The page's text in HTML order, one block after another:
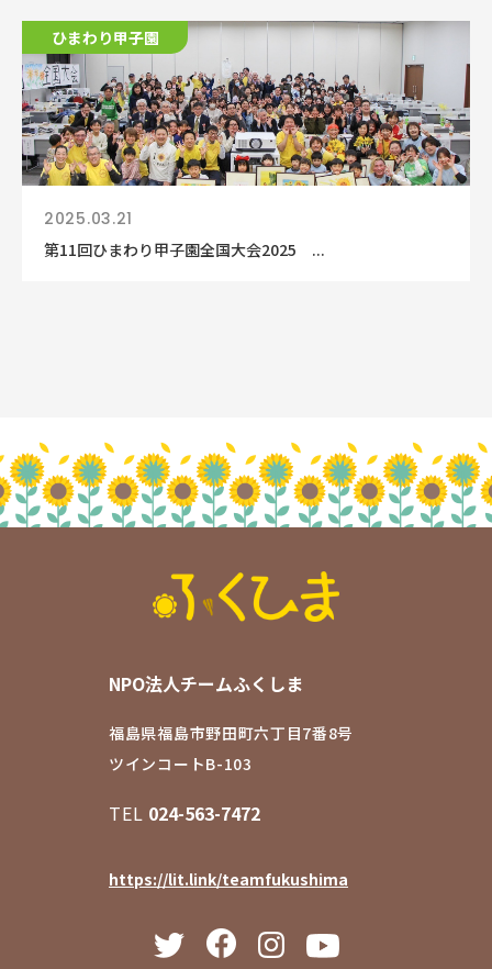
ひまわり甲子園
2025.03.21
第11回ひまわり甲子園全国大会2025 ...
NPO法人チームふくしま
福島県福島市野田町六丁目7番8号
ツインコートB-103
TEL 024-563-7472
https://lit.link/teamfukushima